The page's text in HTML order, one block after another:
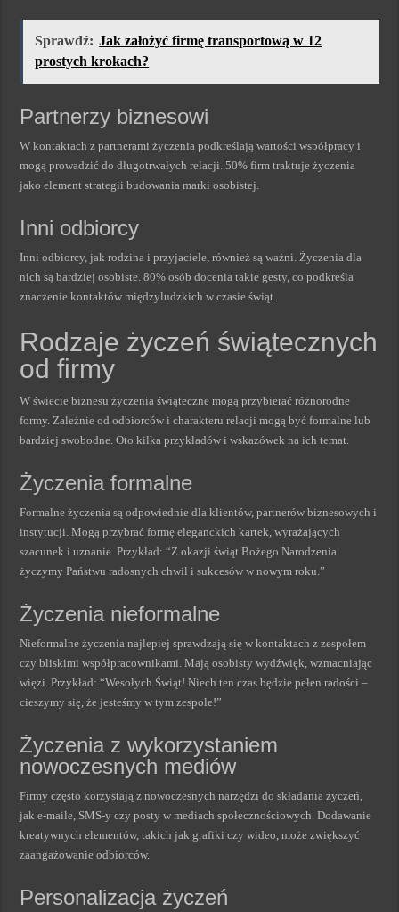
Sprawdź: Jak założyć firmę transportową w 12
prostych krokach?
Partnerzy biznesowi
W kontaktach z partnerami życzenia podkreślają wartości współpracy i
mogą prowadzić do długotrwałych relacji. 50% firm traktuje życzenia
jako element strategii budowania marki osobistej.
Inni odbiorcy
Inni odbiorcy, jak rodzina i przyjaciele, również są ważni. Życzenia dla
nich są bardziej osobiste. 80% osób docenia takie gesty, co podkreśla
znaczenie kontaktów międzyludzkich w czasie świąt.
Rodzaje życzeń świątecznych
od firmy
W świecie biznesu życzenia świąteczne mogą przybierać różnorodne
formy. Zależnie od odbiorców i charakteru relacji mogą być formalne lub
bardziej swobodne. Oto kilka przykładów i wskazówek na ich temat.
Życzenia formalne
Formalne życzenia są odpowiednie dla klientów, partnerów biznesowych i
instytucji. Mogą przybrać formę eleganckich kartek, wyrażających
szacunek i uznanie. Przykład: “Z okazji świąt Bożego Narodzenia
życzymy Państwu radosnych chwil i sukcesów w nowym roku.”
Życzenia nieformalne
Nieformalne życzenia najlepiej sprawdzają się w kontaktach z zespołem
czy bliskimi współpracownikami. Mają osobisty wydźwięk, wzmacniając
więzi. Przykład: “Wesołych Świąt! Niech ten czas będzie pełen radości –
cieszymy się, że jesteśmy w tym zespole!”
Życzenia z wykorzystaniem
nowoczesnych mediów
Firmy często korzystają z nowoczesnych narzędzi do składania życzeń,
jak e-maile, SMS-y czy posty w mediach społecznościowych. Dodawanie
kreatywnych elementów, takich jak grafiki czy wideo, może zwiększyć
zaangażowanie odbiorców.
Personalizacja życzeń